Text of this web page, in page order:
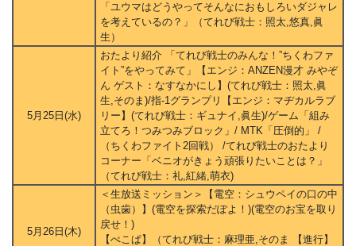
「ユウマはどうやってそんなにおもしろいダジャレ
を考えているの？」（てれび戦士：照太,悠真,眞
生）
5月25日(水)
おたより紹介 「てれび戦士のみんな！”ちくわファ
イト”をやってみて」【エンジ：ANZEN漫才 みやぞ
ん ゲスト：なすなかにし】(てれび戦士：照太,眞
生,そのま)/指-1グランプリ【エンジ：マヂカルラブ
リー】(てれび戦士：ギュナイ,眞生)/ゲーム「組み
立てろ！つみつみブロック」/ MTK「圧倒的」 /
（ちくわファイト2回戦） /てれび戦士のおたより
コーナー「ベニオがきょう頑張りたいことは？」
（てれび戦士：礼,紅緒,萌衣)
5月26日(木)
＜生放送ミッション＞【電空：シュウペイの口の中
（虫歯）】(電空を探索だぽよ！)(電空のお宝を取り
戻せ！)
【ぺこぱ】（てれび戦士：麻理亜,そのま 【進行】